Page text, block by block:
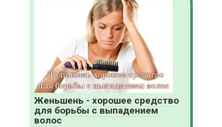
Женьшень - хорошее средство
для борьбы с выпадением
волос